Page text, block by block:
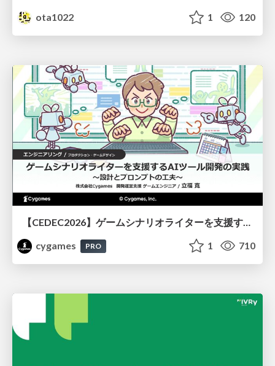
ota1022
1 120
【CEDEC2026】ゲームシナリオライターを支援するAIツール開発の実践 ― 設計とプロンプトの工夫 ―
cygames
PRO 1 710